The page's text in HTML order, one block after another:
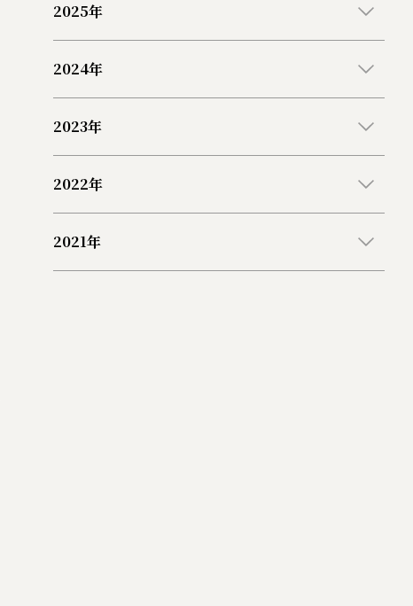
2025年
2024年
2023年
2022年
2021年